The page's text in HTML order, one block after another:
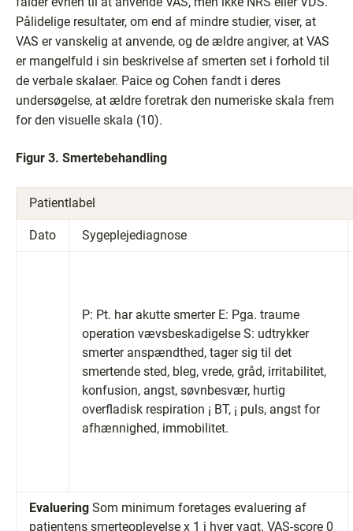
Pålidelige resultater, om end af mindre studier, viser, at
VAS er vanskelig at anvende, og de ældre angiver, at VAS
er mangelfuld i sin beskrivelse af smerten set i forhold til
de verbale skalaer. Paice og Cohen fandt i deres
undersøgelse, at ældre foretrak den numeriske skala frem
for den visuelle skala (10).
Figur 3. Smertebehandling
Patientlabel
Dato Sygeplejediagnose
P: Pt. har akutte smerter E: Pga. traume
operation vævsbeskadigelse S: udtrykker
smerter anspændthed, tager sig til det
smertende sted, bleg, vrede, gråd, irritabilitet,
konfusion, angst, søvnbesvær, hurtig
overfladisk respiration ¡ BT, ¡ puls, angst for
afhænnighed, immobilitet.
Evaluering Som minimum foretages evaluering af
patientens smerteoplevelse x 1 i hver vagt. VAS-score 0